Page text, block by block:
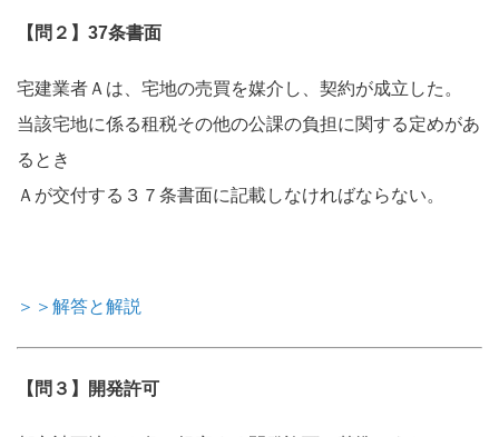
【問２】37条書面
宅建業者Ａは、宅地の売買を媒介し、契約が成立した。
当該宅地に係る租税その他の公課の負担に関する定めがあ
るとき
Ａが交付する３７条書面に記載しなければならない。
＞＞解答と解説
【問３】開発許可